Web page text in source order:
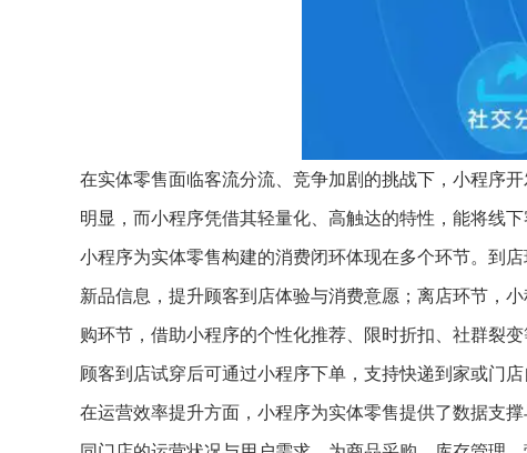
在实体零售面临客流分流、竞争加剧的挑战下，小程序
明显，而小程序凭借其轻量化、高触达的特性，能将线
小程序为实体零售构建的消费闭环体现在多个环节。到
新品信息，提升顾客到店体验与消费意愿；离店环节，
购环节，借助小程序的个性化推荐、限时折扣、社群裂
顾客到店试穿后可通过小程序下单，支持快递到家或门
在运营效率提升方面，小程序为实体零售提供了数据支